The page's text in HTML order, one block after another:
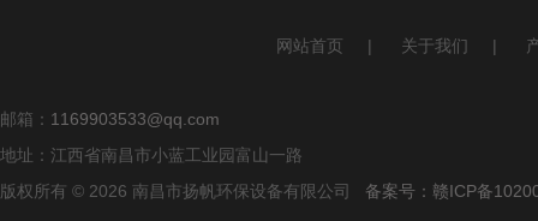
网站首页 | 关于我们 |
邮箱： 1169903533@qq.com
地址：江西省南昌市小蓝工业园富山一路
版权所有 © 2026 南昌市扬帆环保设备有限公司 备案号：赣ICP备